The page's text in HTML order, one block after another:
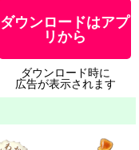
ダウンロードはアプ
リから
ダウンロード時に
広告が表示されます